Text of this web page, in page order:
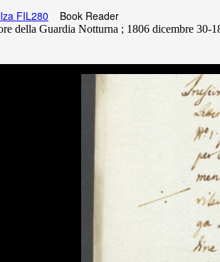
FIL280 Book Reader
della Guardia Notturna ; 1806 dicembre 30-